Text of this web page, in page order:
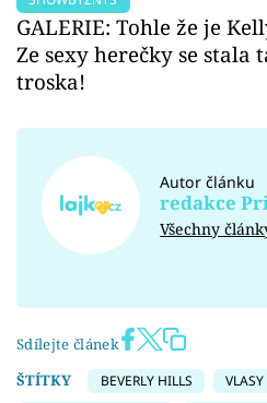
GALERIE: Tohle že je
Ze sexy herečky se stala
troska!
Autor článku
redakce
Všechny
Sdílejte článek
ŠTÍTKY
BEVERLY HILLS VLASY